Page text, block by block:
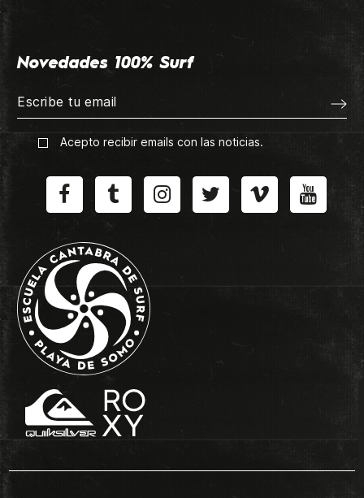
Novedades 100% Surf
Acepto recibir emails con las noticias.